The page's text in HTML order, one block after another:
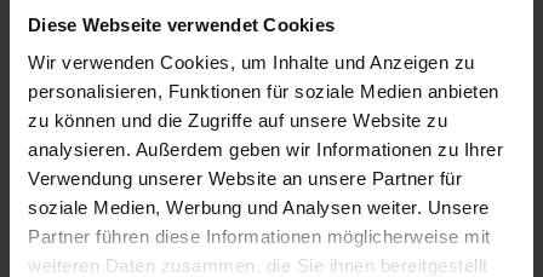
Diese Webseite verwendet Cookies
Wir verwenden Cookies, um Inhalte und Anzeigen zu
personalisieren, Funktionen für soziale Medien anbieten
zu können und die Zugriffe auf unsere Website zu
analysieren. Außerdem geben wir Informationen zu Ihrer
Verwendung unserer Website an unsere Partner für
soziale Medien, Werbung und Analysen weiter. Unsere
Partner führen diese Informationen möglicherweise mit
weiteren Daten zusammen, die Sie ihnen bereitgestellt
E-MAIL SENDEN